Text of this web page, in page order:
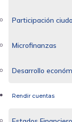
Participación
Microfinanzas
Desarrollo
Rendir cuentas